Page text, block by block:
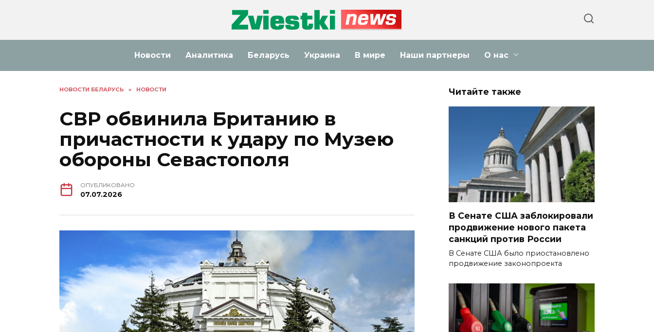
Новости Аналитика Беларусь Украина В мире Наши партнеры О нас
НОВОСТИ БЕЛАРУСЬ » НОВОСТИ
СВР обвинила Британию в
причастности к удару по Музею
обороны Севастополя
ОПУБЛИКОВАНО
07.07.2026
Читайте также
В Сенате США заблокировали
продвижение нового пакета
санкций против России
В Сенате США было приостановлено
продвижение законопроекта